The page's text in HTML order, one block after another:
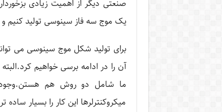
یک موج سه فاز سینوسی تولید کنیم و
برای تولید شکل موج سینوسی می
ما شامل دو روش هم هستن.وجود
میکروکنترلرها این کار را بسیار